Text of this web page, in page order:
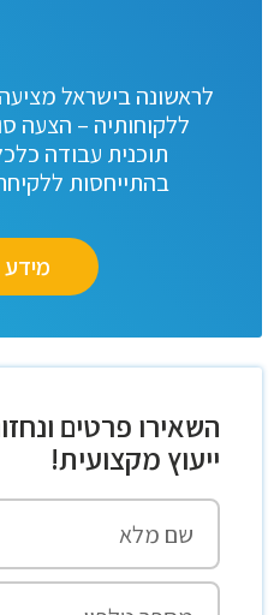
לראשונה בישראל מציעה
ללקוחותיה – הצעה
תוכנית עבודה
בהתייחסות
מידע
השאירו פרטים
ייעוץ מקצועית!